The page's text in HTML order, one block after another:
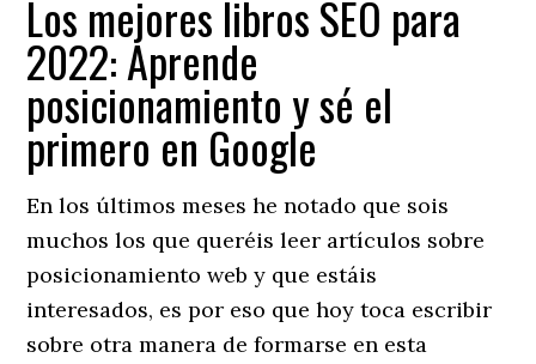
Los mejores libros SEO para
2022: Aprende
posicionamiento y sé el
primero en Google
En los últimos meses he notado que sois
muchos los que queréis leer artículos sobre
posicionamiento web y que estáis
interesados, es por eso que hoy toca escribir
sobre otra manera de formarse en esta